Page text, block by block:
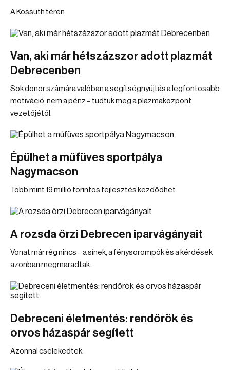
A Kossuth téren.
Van, aki már hétszázszor adott plazmát
Debrecenben
Sok donor számára valóban a segítségnyújtás a legfontosabb
motiváció, nem a pénz – tudtuk meg a plazmaközpont
vezetőjétől.
Épülhet a műfüves sportpálya
Nagymacson
Több mint 19 millió forintos fejlesztés kezdődhet.
A rozsda őrzi Debrecen iparvágányait
Vonat már rég nincs – a sínek, a fénysorompók és a kérdések
azonban megmaradtak.
Debreceni életmentés: rendőrök és
orvos házaspár segített
Azonnal cselekedtek.